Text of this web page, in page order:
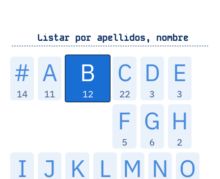
Listar por apellidos, nombre
#
14
A
11
B
12
C
22
D
3
E
3
F
5
G
6
H
2
I J K L M N O